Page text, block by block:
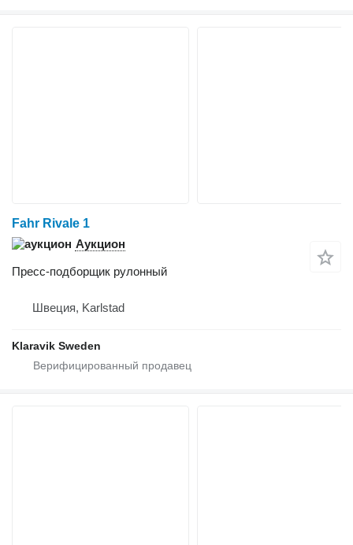
Fahr Rivale 1
Аукцион
Пресс-подборщик рулонный
Швеция, Karlstad
Klaravik Sweden